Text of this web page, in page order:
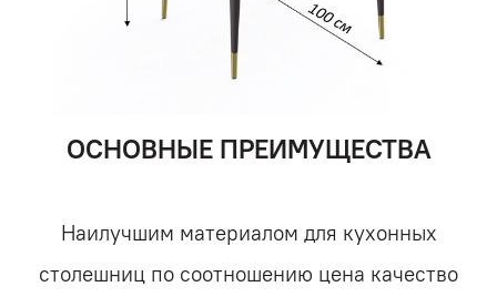
ОСНОВНЫЕ ПРЕИМУЩЕСТВА
Наилучшим материалом для кухонных
столешниц по соотношению цена качество